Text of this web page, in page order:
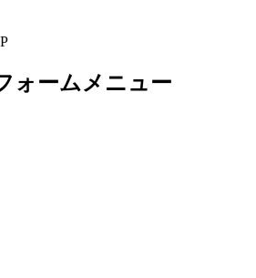
ォームメニュー